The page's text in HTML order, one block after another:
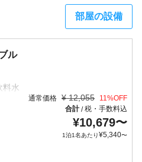
部屋の設備
ル
通常価格 ¥ 12,055 11%OFF
合計/税・手数料込
¥10,679〜
1泊1名あたり¥5,340〜